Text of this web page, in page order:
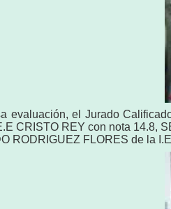
evaluación, el Jurado
CRISTO REY con nota 14.8,
RODRIGUEZ FLORES de la